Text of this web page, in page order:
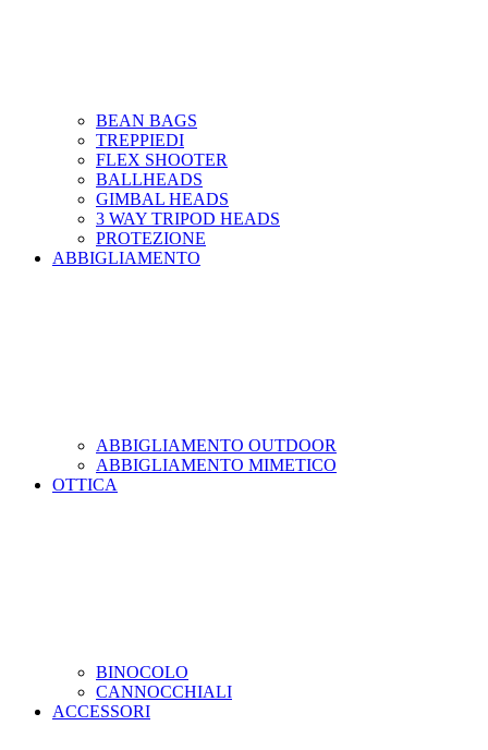
BEAN BAGS
TREPPIEDI
FLEX SHOOTER
BALLHEADS
GIMBAL HEADS
3 WAY TRIPOD HEADS
PROTEZIONE
ABBIGLIAMENTO
ABBIGLIAMENTO OUTDOOR
ABBIGLIAMENTO MIMETICO
OTTICA
BINOCOLO
CANNOCCHIALI
ACCESSORI